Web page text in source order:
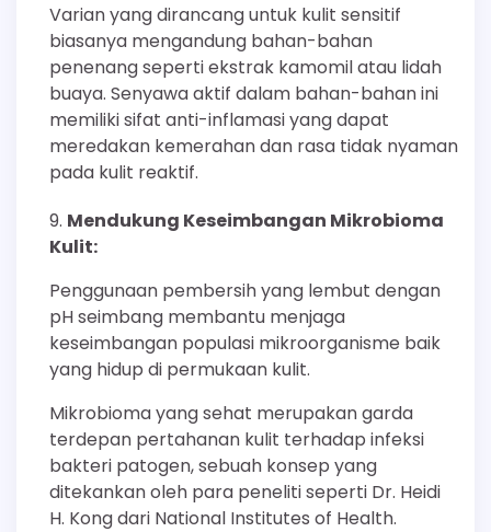
Varian yang dirancang untuk kulit sensitif
biasanya mengandung bahan-bahan
penenang seperti ekstrak kamomil atau lidah
buaya. Senyawa aktif dalam bahan-bahan ini
memiliki sifat anti-inflamasi yang dapat
meredakan kemerahan dan rasa tidak nyaman
pada kulit reaktif.
Mendukung Keseimbangan Mikrobioma
Kulit:
Penggunaan pembersih yang lembut dengan
pH seimbang membantu menjaga
keseimbangan populasi mikroorganisme baik
yang hidup di permukaan kulit.
Mikrobioma yang sehat merupakan garda
terdepan pertahanan kulit terhadap infeksi
bakteri patogen, sebuah konsep yang
ditekankan oleh para peneliti seperti Dr. Heidi
H. Kong dari National Institutes of Health.